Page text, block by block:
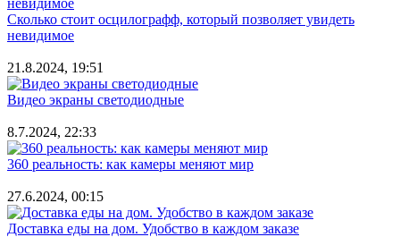
Сколько стоит осцилографф, который позволяет увидеть
невидимое
21.8.2024, 19:51
Видео экраны светодиодные
8.7.2024, 22:33
360 реальность: как камеры меняют мир
27.6.2024, 00:15
Доставка еды на дом. Удобство в каждом заказе